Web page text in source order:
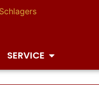
SERVICE